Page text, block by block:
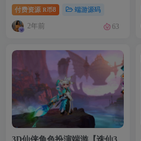
最新整理Linux手工服务端
+GM工具+网页注册+管理后台
+PC客户端+详细搭建教程
付费资源 R币8 端游源码
2年前 63